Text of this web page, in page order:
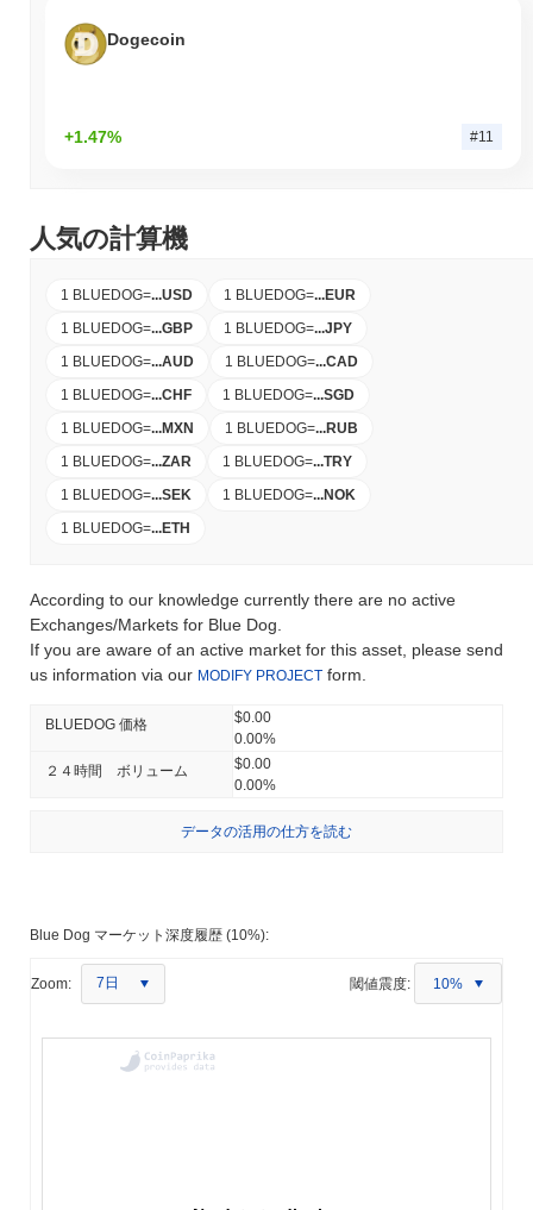
Dogecoin
+1.47% #11
人気の計算機
1 BLUEDOG=...USD 1 BLUEDOG=...EUR
1 BLUEDOG=...GBP 1 BLUEDOG=...JPY
1 BLUEDOG=...AUD 1 BLUEDOG=...CAD
1 BLUEDOG=...CHF 1 BLUEDOG=...SGD
1 BLUEDOG=...MXN 1 BLUEDOG=...RUB
1 BLUEDOG=...ZAR 1 BLUEDOG=...TRY
1 BLUEDOG=...SEK 1 BLUEDOG=...NOK
1 BLUEDOG=...ETH
According to our knowledge currently there are no active
Exchanges/Markets for Blue Dog.
If you are aware of an active market for this asset, please send
us information via our MODIFY PROJECT form.
BLUEDOG 価格
$0.00
0.00%
２４時間 ボリューム
$0.00
0.00%
データの活用の仕方を読む
Blue Dog マーケット深度履歴 (10%):
Zoom: 7日 閾値震度: 10%